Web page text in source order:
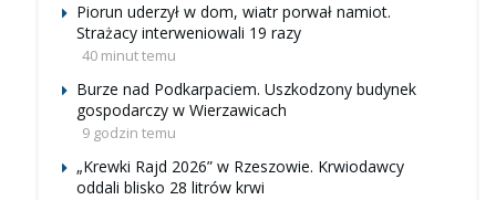
Piorun uderzył w dom, wiatr porwał namiot.
Strażacy interweniowali 19 razy
40 minut temu
Burze nad Podkarpaciem. Uszkodzony budynek
gospodarczy w Wierzawicach
9 godzin temu
„Krewki Rajd 2026” w Rzeszowie. Krwiodawcy
oddali blisko 28 litrów krwi